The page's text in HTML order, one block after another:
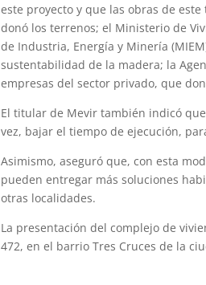
este proyecto y que las obras de
donó los terrenos; el Ministerio de
de Industria, Energía y Minería
sustentabilidad de la madera; la
empresas del sector privado, que
El titular de Mevir también indicó
vez, bajar el tiempo de ejecución,
Asimismo, aseguró que, con esta
pueden entregar más soluciones
otras localidades.
La presentación del complejo de
472, en el barrio Tres Cruces de la